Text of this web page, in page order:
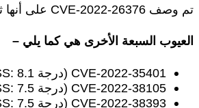
تم وصف CVE-2022-26376 على أنها ثغرة أمنية لتلف الذاكرة في البرامج الثابتة Asuswrt والتي يمكن تشغيلها عن طريق طلب HTTP معد خصيصًا.
العيوب السبعة الأخرى هي كما يلي –
CVE-2022-35401 (درجة CVSS: 8.1) – ثغرة أمنية تتجاوز المصادقة قد تسمح للمهاجم بإرسال طلبات HTTP ضارة للحصول على وصول إداري كامل إلى الجهاز.
CVE-2022-38105 (درجة CVSS: 7.5) – ثغرة أمنية في الكشف عن المعلومات يمكن استغلالها للوصول إلى معلومات حساسة عن طريق إرسال حزم شبكة معدة خصيصًا.
CVE-2022-38393 (درجة CVSS: 7.5) – ثغرة أمنية لرفض الخدمة (DoS) يمكن تشغيلها عن طريق إرسال حزمة شبكة مُعدة خصيصًا.